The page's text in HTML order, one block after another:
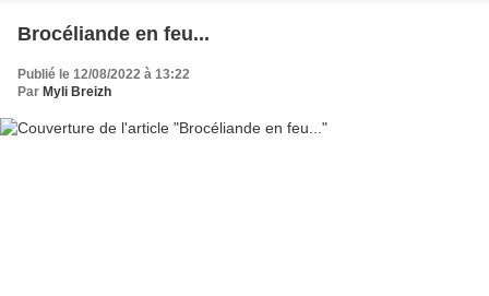
Brocéliande en feu...
Publié le 12/08/2022 à 13:22
Par Myli Breizh